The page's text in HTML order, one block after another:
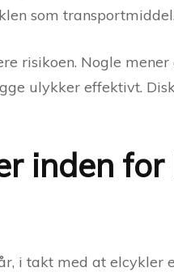
som transportmiddel.
risikoen. Nogle
ulykker effektivt.
inden
i takt med at elcykler